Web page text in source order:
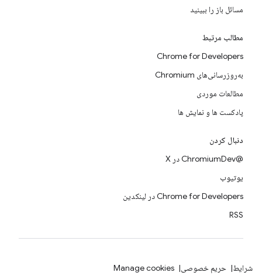
مسائل باز را ببینید
مطالب مرتبط
Chrome for Developers
به‌روزرسانی‌های Chromium
مطالعات موردی
پادکست ها و نمایش ها
دنبال کردن
@ChromiumDev در X
یوتیوب
Chrome for Developers در لینکدین
RSS
شرایط حریم خصوصی Manage cookies